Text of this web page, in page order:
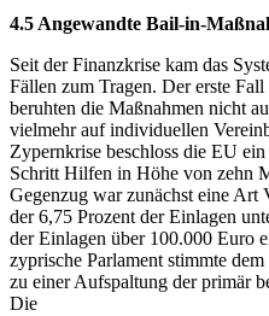
4.5 Angewandte Bail-in-
Seit der Finanzkrise kam das
Fällen zum Tragen. Der erste
beruhten die Maßnahmen nicht
vielmehr auf individuellen
Zypernkrise beschloss die EU
Schritt Hilfen in Höhe von zehn
Gegenzug war zunächst eine Art
der 6,75 Prozent der Einlagen
der Einlagen über 100.000 Euro
zyprische Parlament stimmte
zu einer Aufspaltung der primär
Die